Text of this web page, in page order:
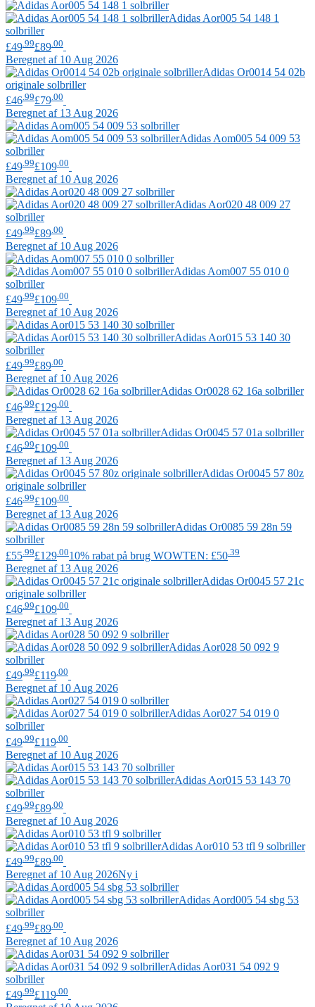
Adidas Aor005 54 148 1
solbriller
£49 .99£89 .00
Beregnet af 10 Aug 2026
Adidas Or0014 54 02b
originale solbriller
£46 .99£79 .00
Beregnet af 13 Aug 2026
Adidas Aom005 54 009 53
solbriller
£49.99£109.00
Beregnet af 10 Aug 2026
Adidas Aor020 48 009 27
solbriller
£49 .99£89 .00
Beregnet af 10 Aug 2026
Adidas Aom007 55 010 0
solbriller
£49 .99£109 .00
Beregnet af 10 Aug 2026
Adidas Aor015 53 140 30
solbriller
£49.99£89.00
Beregnet af 10 Aug 2026
Adidas Or0028 62 16a solbriller
£46 .99£129 .00
Beregnet af 13 Aug 2026
Adidas Or0045 57 01a solbriller
£46 .99£109 .00
Beregnet af 13 Aug 2026
Adidas Or0045 57 80z
originale solbriller
£46.99£109.00
Beregnet af 13 Aug 2026
Adidas Or0085 59 28n 59
solbriller
£55 .99£129 .0010% rabat på brug WOWTEN: £50 .39
Beregnet af 13 Aug 2026
Adidas Or0045 57 21c
originale solbriller
£46 .99£109 .00
Beregnet af 13 Aug 2026
Adidas Aor028 50 092 9
solbriller
£49 .99£119 .00
Beregnet af 10 Aug 2026
Adidas Aor027 54 019 0
solbriller
£49 .99£119 .00
Beregnet af 10 Aug 2026
Adidas Aor015 53 143 70
solbriller
£49 .99£89 .00
Beregnet af 10 Aug 2026
Adidas Aor010 53 tfl 9 solbriller
£49 .99£89 .00
Beregnet af 10 Aug 2026Ny i
Adidas Aord005 54 sbg 53
solbriller
£49 .99£89 .00
Beregnet af 10 Aug 2026
Adidas Aor031 54 092 9
solbriller
£49 .99£119 .00